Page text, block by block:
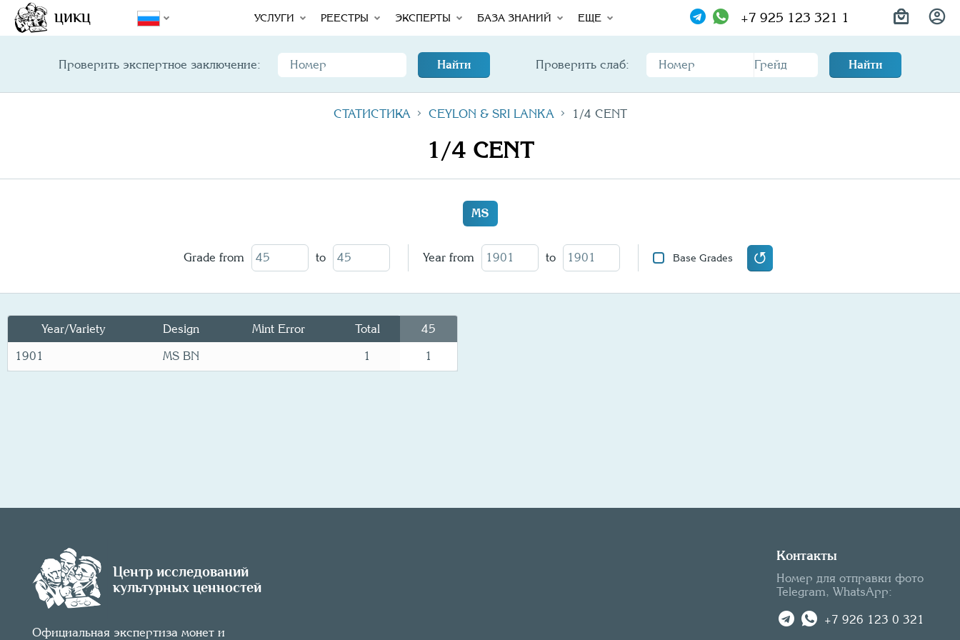
ЦИКЦ УСЛУГИ РЕЕСТРЫ ЭКСПЕРТЫ БАЗА ЗНАНИЙ ЕЩЕ +7 925 123 321 1
Проверить экспертное заключение: Найти Проверить слаб: Найти
СТАТИСТИКА CEYLON & SRI LANKA 1/4 CENT
1/4 CENT
MS
Grade from to Year from to Base Grades
Year/Variety Design Mint Error Total
Year/Variety Design Mint Error
Total
1901
MS BN 1
45
1
Центр исследований
культурных ценностей
Официальная экспертиза монет и
Контакты
Номер для отправки фото
Telegram, WhatsApp:
+7 926 123 0 321